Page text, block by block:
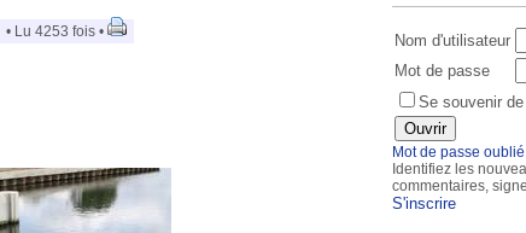
• Lu 4253 fois •
Nom d'utilisateur
Mot de passe
Se souvenir
Mot de passe
Identifiez les
commentaires,
S'inscrire